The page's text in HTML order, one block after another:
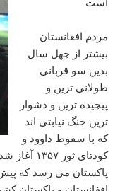
است
مردم افغانستان
بیشتر از چهل سال
بدین سو قربانی
طولانی ترین و
پیچیده ترین و دشوار
ترین جنگ نیابتی اند
که با سقوط داوود و
کودتای